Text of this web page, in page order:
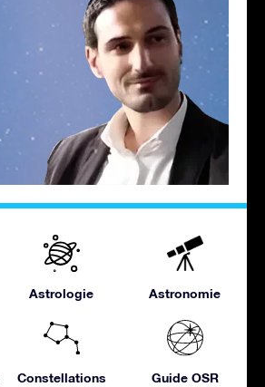
Astrologie Astronomie
Constellations Guide OSR